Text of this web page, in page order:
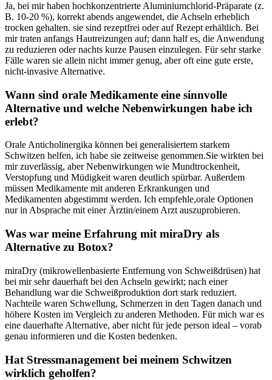
Ja, bei mir haben hochkonzentrierte Aluminiumchlorid-Präparate (z.
B. 10-20 %), korrekt​ abends angewendet, die Achseln erheblich
trocken gehalten. sie sind rezeptfrei oder auf Rezept erhältlich.⁤ Bei
mir​ traten anfangs Hautreizungen auf; ‌dann half es, die Anwendung
zu reduzieren oder nachts kurze Pausen einzulegen. Für sehr starke​
Fälle waren sie allein nicht immer genug, aber oft eine gute erste,
nicht-invasive Alternative.
Wann sind⁢ orale ‍Medikamente eine sinnvolle
Alternative und welche Nebenwirkungen habe ich
erlebt?
Orale Anticholinergika können bei generalisiertem starkem
Schwitzen helfen, ich habe sie zeitweise genommen.Sie wirkten bei
mir⁢ zuverlässig, aber Nebenwirkungen wie Mundtrockenheit,
Verstopfung und Müdigkeit⁣ waren deutlich spürbar.‌ Außerdem
müssen Medikamente mit anderen Erkrankungen ⁤und
Medikamenten abgestimmt werden. Ich empfehle,orale Optionen
nur in Absprache mit ‍einer Ärztin/einem Arzt auszuprobieren.
Was war meine Erfahrung mit miraDry als
Alternative zu Botox?
miraDry (mikrowellenbasierte Entfernung von Schweißdrüsen) hat
bei mir sehr dauerhaft bei den Achseln gewirkt; nach einer
Behandlung war die Schweißproduktion dort stark reduziert.
Nachteile waren Schwellung, Schmerzen in den Tagen danach und
höhere Kosten im Vergleich zu anderen Methoden. Für mich war es
eine‍ dauerhafte Alternative, aber nicht für jede ‌person ideal – vorab
genau informieren und die Kosten⁢ bedenken.
Hat Stressmanagement bei meinem Schwitzen
wirklich geholfen?